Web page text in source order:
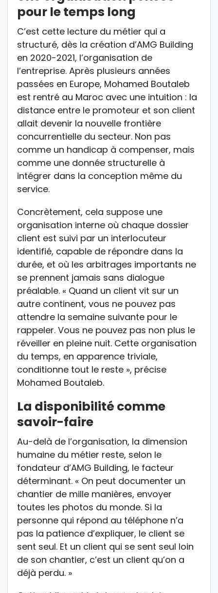
pour le temps long
C’est cette lecture du métier qui a
structuré, dès la création d’AMG Building
en 2020-2021, l’organisation de
l’entreprise. Après plusieurs années
passées en Europe, Mohamed Boutaleb
est rentré au Maroc avec une intuition : la
distance entre le promoteur et son client
allait devenir la nouvelle frontière
concurrentielle du secteur. Non pas
comme un handicap à compenser, mais
comme une donnée structurelle à
intégrer dans la conception même du
service.
Concrètement, cela suppose une
organisation interne où chaque dossier
client est suivi par un interlocuteur
identifié, capable de répondre dans la
durée, et où les arbitrages importants ne
se prennent jamais sans dialogue
préalable. « Quand un client vit sur un
autre continent, vous ne pouvez pas
attendre la semaine suivante pour le
rappeler. Vous ne pouvez pas non plus le
réveiller en pleine nuit. Cette organisation
du temps, en apparence triviale,
conditionne tout le reste », précise
Mohamed Boutaleb.
La disponibilité comme
savoir-faire
Au-delà de l’organisation, la dimension
humaine du métier reste, selon le
fondateur d’AMG Building, le facteur
déterminant. « On peut documenter un
chantier de mille manières, envoyer
toutes les photos du monde. Si la
personne qui répond au téléphone n’a
pas la patience d’expliquer, le client se
sent seul. Et un client qui se sent seul loin
de son chantier, c’est un client qu’on a
déjà perdu. »